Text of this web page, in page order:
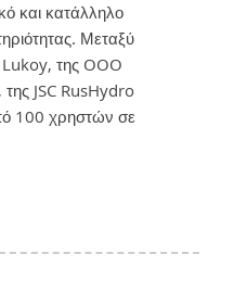
και κατάλληλο
Μεταξύ
της OOO
JSC RusHydro
100 χρηστών σε